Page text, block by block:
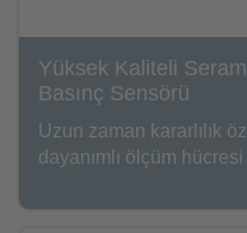
Yüksek Kaliteli
Basınç Sensörü
Uzun zaman kararlılık
dayanımlı ölçüm hücresi